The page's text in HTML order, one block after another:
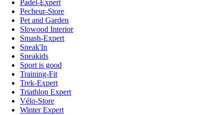
Padel-Expert
Pecheur-Store
Pet and Garden
Slowood Interior
Smash-Expert
Sneak'In
Sneakids
Sport is good
Training-Fit
Trek-Expert
Triathlon Expert
Vélo-Store
Winter Expert